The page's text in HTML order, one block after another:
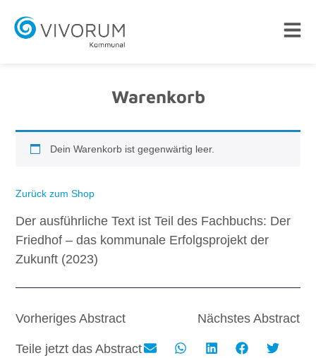
Warenkorb
Dein Warenkorb ist gegenwärtig leer.
Zurück zum Shop
Der ausführliche Text ist Teil des Fachbuchs: Der
Friedhof – das kommunale Erfolgsprojekt der
Zukunft (2023)
Vorheriges Abstract Nächstes Abstract
Teile jetzt das Abstract